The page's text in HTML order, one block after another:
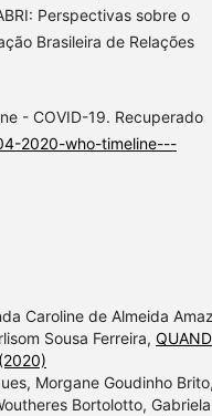
Perspectivas sobre o
Brasileira de Relações
- COVID-19. Recuperado
2020-who-timeline---
Caroline de Almeida
Sousa Ferreira,
Morgane Goudinho
Bortolotto,